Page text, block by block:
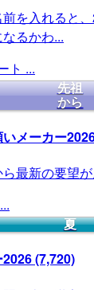
を入れると
るかわ...
ト ...
先祖
から
メーカー
最新の要望が
...
夏
(7,720)